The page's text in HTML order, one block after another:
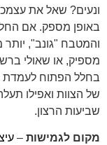
ונעים? שאל את
באופן מספק. אם
והמטבח "גונב",
מספיק, או שאולי
בחלל הפתוח לעמדת
של הצוות ואפילו
שביעות הרצון.
מקום לגמישות –